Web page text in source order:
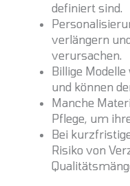
definiert sind.
verlängern
verursachen.
Billige
und können
Manche
Pflege, um
Bei
Risiko von